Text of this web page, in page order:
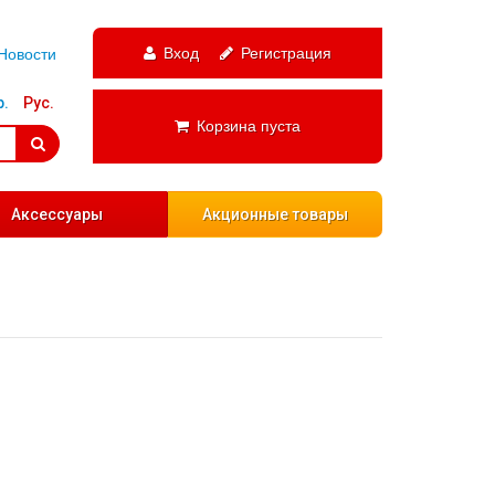
Вход Регистрация
Корзина пуста
Рус.
Аксессуары Акционные товары